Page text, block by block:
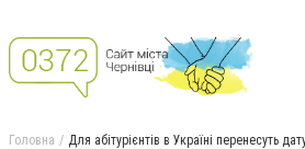
Головна Для абітурієнтів в Україні перенесуть